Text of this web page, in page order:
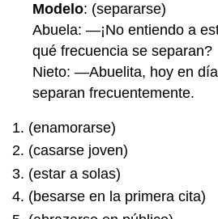
Modelo: (separarse)
Abuela: —¡No entiendo a
qué frecuencia se separan?
Nieto: —Abuelita, hoy en
separan frecuentemente.
(enamorarse)
(casarse joven)
(estar a solas)
(besarse en la primera cita)